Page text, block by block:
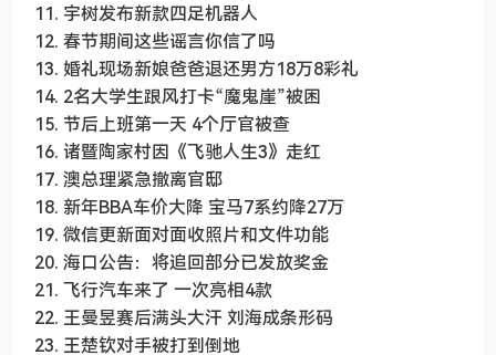
11. 宇树发布新款四足机器人
12. 春节期间这些谣言你信了吗
13. 婚礼现场新娘爸爸退还男方18万8彩礼
14. 2名大学生跟风打卡“魔鬼崖”被困
15. 节后上班第一天 4个厅官被查
16. 诸暨陶家村因《飞驰人生3》走红
17. 澳总理紧急撤离官邸
18. 新年BBA车价大降 宝马7系约降27万
19. 微信更新面对面收照片和文件功能
20. 海口公告：将追回部分已发放奖金
21. 飞行汽车来了 一次亮相4款
22. 王曼昱赛后满头大汗 刘海成条形码
23. 王楚钦对手被打到倒地